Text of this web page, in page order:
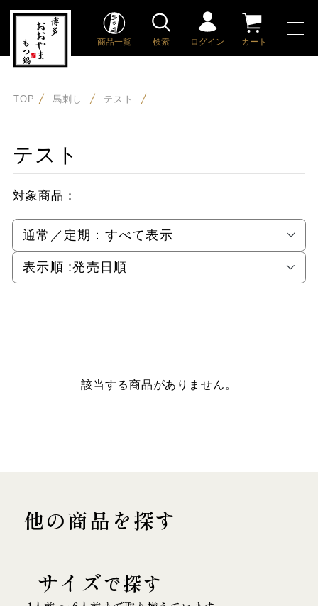
商品一覧 検索 ログイン カート
TOP 馬刺し テスト
テスト
対象商品：
通常／定期： すべて表示
表示順 :発売日順
該当する商品がありません。
他の商品を探す
サイズで探す